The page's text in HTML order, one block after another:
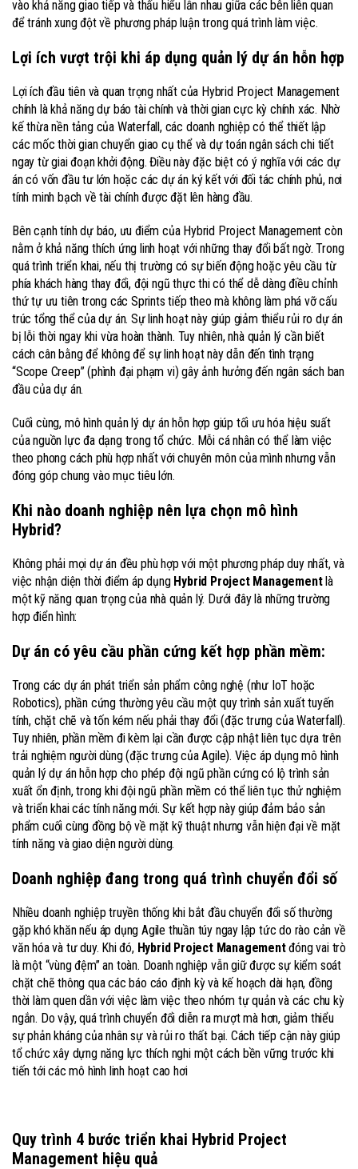
vào khả năng giao tiếp và thấu hiểu lẫn nhau giữa các bên liên quan
để tránh xung đột về phương pháp luận trong quá trình làm việc.
Lợi ích vượt trội khi áp dụng quản lý dự án hỗn hợp
Lợi ích đầu tiên và quan trọng nhất của Hybrid Project Management
chính là khả năng dự báo tài chính và thời gian cực kỳ chính xác. Nhờ
kế thừa nền tảng của Waterfall, các doanh nghiệp có thể thiết lập
các mốc thời gian chuyển giao cụ thể và dự toán ngân sách chi tiết
ngay từ giai đoạn khởi động. Điều này đặc biệt có ý nghĩa với các dự
án có vốn đầu tư lớn hoặc các dự án ký kết với đối tác chính phủ, nơi
tính minh bạch về tài chính được đặt lên hàng đầu.
Bên cạnh tính dự báo, ưu điểm của Hybrid Project Management còn
nằm ở khả năng thích ứng linh hoạt với những thay đổi bất ngờ. Trong
quá trình triển khai, nếu thị trường có sự biến động hoặc yêu cầu từ
phía khách hàng thay đổi, đội ngũ thực thi có thể dễ dàng điều chỉnh
thứ tự ưu tiên trong các Sprints tiếp theo mà không làm phá vỡ cấu
trúc tổng thể của dự án. Sự linh hoạt này giúp giảm thiểu rủi ro dự án
bị lỗi thời ngay khi vừa hoàn thành. Tuy nhiên, nhà quản lý cần biết
cách cân bằng để không để sự linh hoạt này dẫn đến tình trạng
“Scope Creep” (phình đại phạm vi) gây ảnh hưởng đến ngân sách ban
đầu của dự án.
Cuối cùng, mô hình quản lý dự án hỗn hợp giúp tối ưu hóa hiệu suất
của nguồn lực đa dạng trong tổ chức. Mỗi cá nhân có thể làm việc
theo phong cách phù hợp nhất với chuyên môn của mình nhưng vẫn
đóng góp chung vào mục tiêu lớn.
Khi nào doanh nghiệp nên lựa chọn mô hình
Hybrid?
Không phải mọi dự án đều phù hợp với một phương pháp duy nhất, và
việc nhận diện thời điểm áp dụng Hybrid Project Managementlà
một kỹ năng quan trọng của nhà quản lý. Dưới đây là những trường
hợp điển hình:
Dự án có yêu cầu phần cứng kết hợp phần mềm:
Trong các dự án phát triển sản phẩm công nghệ (như IoT hoặc
Robotics), phần cứng thường yêu cầu một quy trình sản xuất tuyến
tính, chặt chẽ và tốn kém nếu phải thay đổi (đặc trưng của Waterfall).
Tuy nhiên, phần mềm đi kèm lại cần được cập nhật liên tục dựa trên
trải nghiệm người dùng (đặc trưng của Agile). Việc áp dụng mô hình
quản lý dự án hỗn hợp cho phép đội ngũ phần cứng có lộ trình sản
xuất ổn định, trong khi đội ngũ phần mềm có thể liên tục thử nghiệm
và triển khai các tính năng mới. Sự kết hợp này giúp đảm bảo sản
phẩm cuối cùng đồng bộ về mặt kỹ thuật nhưng vẫn hiện đại về mặt
tính năng và giao diện người dùng.
Doanh nghiệp đang trong quá trình chuyển đổi số
Nhiều doanh nghiệp truyền thống khi bắt đầu chuyển đổi số thường
gặp khó khăn nếu áp dụng Agile thuần túy ngay lập tức do rào cản về
văn hóa và tư duy. Khi đó, Hybrid Project Managementđóng vai trò
là một “vùng đệm” an toàn. Doanh nghiệp vẫn giữ được sự kiểm soát
chặt chẽ thông qua các báo cáo định kỳ và kế hoạch dài hạn, đồng
thời làm quen dần với việc làm việc theo nhóm tự quản và các chu kỳ
ngắn. Do vậy, quá trình chuyển đổi diễn ra mượt mà hơn, giảm thiểu
sự phản kháng của nhân sự và rủi ro thất bại. Cách tiếp cận này giúp
tổ chức xây dựng năng lực thích nghi một cách bền vững trước khi
tiến tới các mô hình linh hoạt cao hơi
Quy trình 4 bước triển khai Hybrid Project
Management hiệu quả